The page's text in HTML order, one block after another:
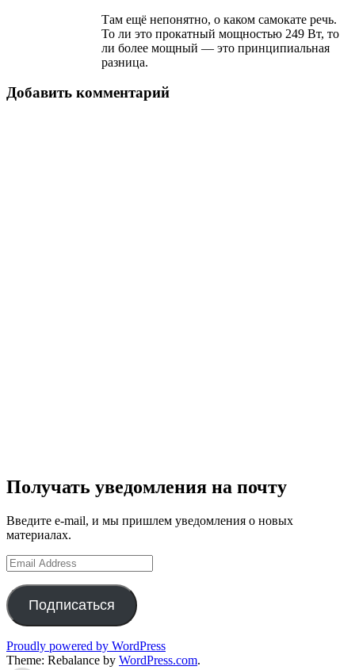
Там ещё непонятно, о каком самокате речь.
То ли это прокатный мощностью 249 Вт, то
ли более мощный — это принципиальная
разница.
Добавить комментарий
Получать уведомления на почту
Введите e-mail, и мы пришлем уведомления о новых
материалах.
Email
Address
Подписаться
Proudly powered by WordPress
Theme: Rebalance by WordPress.com.